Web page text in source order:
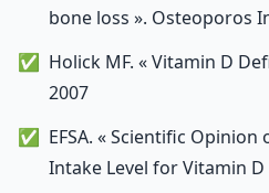
bone loss ». Osteoporos
Holick MF. « Vitamin D
2007
EFSA. « Scientific
Intake Level for Vitamin D